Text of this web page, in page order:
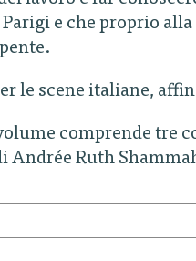
e che proprio
le scene italiane,
comprende tre
Andrée Ruth